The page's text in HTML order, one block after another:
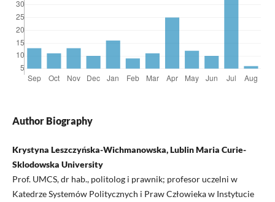
Author Biography
Krystyna Leszczyńska-Wichmanowska, Lublin Maria Curie-
Sklodowska University
Prof. UMCS, dr hab., politolog i prawnik; profesor uczelni w
Katedrze Systemów Politycznych i Praw Człowieka w Instytucie